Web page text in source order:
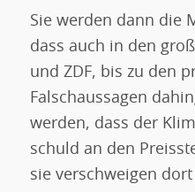
Sie werden dann die
dass auch in den
und ZDF, bis zu den
Falschaussagen
werden, dass der
schuld an den
sie verschweigen